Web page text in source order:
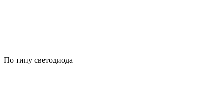
По типу светодиода